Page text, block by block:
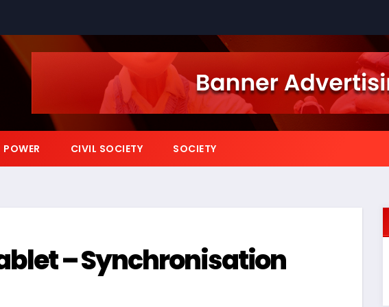
POWER CIVIL SOCIETY SOCIETY
– Synchronisation